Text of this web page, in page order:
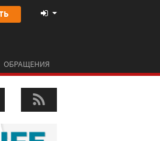
ОБРАЩЕНИЯ